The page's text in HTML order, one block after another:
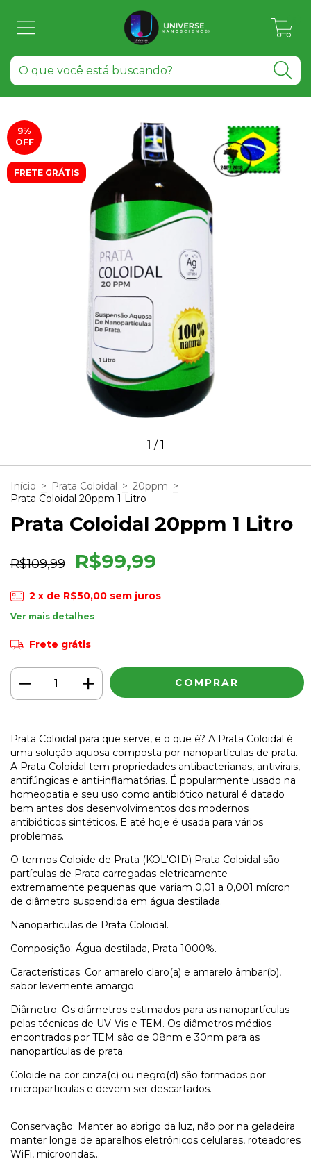
9%
OFF
FRETE GRÁTIS
1 /1
Início > Prata Coloidal > 20ppm >
Prata Coloidal 20ppm 1 Litro
Prata Coloidal 20ppm 1 Litro
R$109,99 R$99,99
2 x de R$50,00 sem juros
Ver mais detalhes
Frete grátis
Prata Coloidal para que serve, e o que é? A Prata Coloidal é
uma solução aquosa composta por nanopartículas de prata.
A Prata Coloidal tem propriedades antibacterianas, antivirais,
antifúngicas e anti-inflamatórias. É popularmente usado na
homeopatia e seu uso como antibiótico natural é datado
bem antes dos desenvolvimentos dos modernos
antibióticos sintéticos. E até hoje é usada para vários
problemas.
O termos Coloide de Prata (KOL'OID) Prata Coloidal são
partículas de Prata carregadas eletricamente
extremamente pequenas que variam 0,01 a 0,001 mícron
de diâmetro suspendida em água destilada.
Nanoparticulas de Prata Coloidal.
Composição: Água destilada, Prata 1000%.
Características: Cor amarelo claro(a) e amarelo âmbar(b),
sabor levemente amargo.
Diâmetro: Os diâmetros estimados para as nanopartículas
pelas técnicas de UV-Vis e TEM. Os diâmetros médios
encontrados por TEM são de 08nm e 30nm para as
nanopartículas de prata.
Coloide na cor cinza(c) ou negro(d) são formados por
microparticulas e devem ser descartados.
Conservação: Manter ao abrigo da luz, não por na geladeira
manter longe de aparelhos eletrônicos celulares, roteadores
WiFi, microondas…